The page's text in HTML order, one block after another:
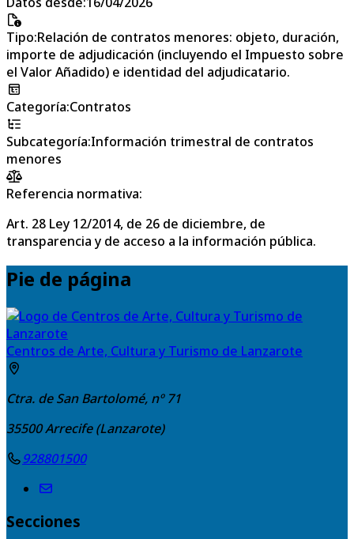
Tipo:Relación de contratos menores: objeto, duración,
importe de adjudicación (incluyendo el Impuesto sobre
el Valor Añadido) e identidad del adjudicatario.
Categoría:Contratos
Subcategoría:Información trimestral de contratos
menores
Referencia normativa:
Art. 28 Ley 12/2014, de 26 de diciembre, de
transparencia y de acceso a la información pública.
Pie de página
Centros de Arte, Cultura y Turismo de Lanzarote
Ctra. de San Bartolomé, nº 71
35500Arrecife (Lanzarote)
928801500
Secciones